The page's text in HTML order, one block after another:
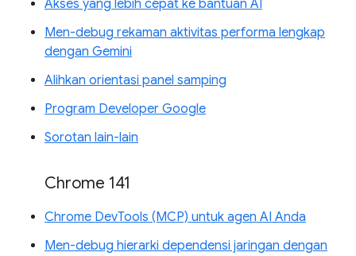
Akses yang lebih cepat ke bantuan AI
Men-debug rekaman aktivitas performa lengkap
dengan Gemini
Alihkan orientasi panel samping
Program Developer Google
Sorotan lain-lain
Chrome 141
Chrome DevTools (MCP) untuk agen AI Anda
Men-debug hierarki dependensi jaringan dengan